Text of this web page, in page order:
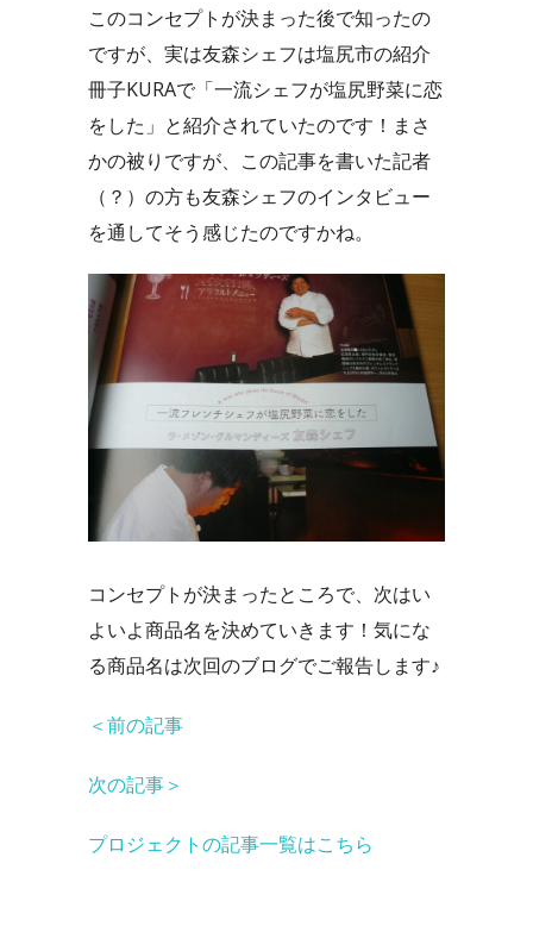
このコンセプトが決まった後で知ったの
ですが、実は友森シェフは塩尻市の紹介
冊子KURAで「一流シェフが塩尻野菜に恋
をした」と紹介されていたのです！ まさ
かの被りですが、この記事を書いた記者
（？）の方も友森シェフのインタビュー
を通してそう感じたのですかね。
コンセプトが決まったところで、次はい
よいよ商品名を決めていきます！ 気にな
る商品名は次回のブログでご報告します♪
＜前の記事
次の記事＞
プロジェクトの記事一覧はこちら